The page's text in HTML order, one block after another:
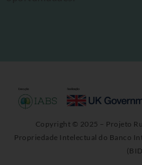
Copyright © 2025 – Projeto
Propriedade Intelectual do Banco